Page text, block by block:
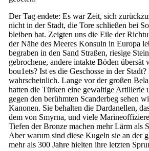
Der Tag endete: Es war Zeit, sich
nicht in der Stadt, die Tore schließen bei
bleiben hat. Zeigten uns die Eile der
der Nähe des Meeres Konsuln in Europa
begraben in den Sand Straßen, riesige
gebrochene, andere intakte Böden übersät
bou1ets? Ist es die Geschosse in der Stadt?
wahrscheinlich. Lange vor der großen
hatten die Türken eine gewaltige Artillerie
gegen den berühmten Scanderbeg sehen
Kanonen. Sie behalten die Dardanellen,
dem von Smyrna, und viele
Tiefen der Bronze machen mehr Lärm als
Aber warum sind diese Kugeln sie an der
mehr als 300 Jahre hielten ihre letzten